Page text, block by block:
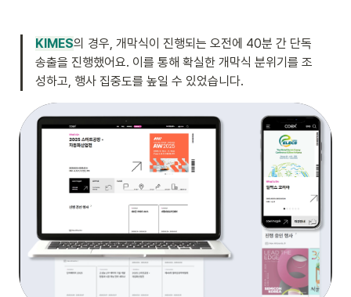
KIMES의 경우, 개막식이 진행되는 오전에 40분 간 단독
송출을 진행했어요. 이를 통해 확실한 개막식 분위기를 조
성하고, 행사 집중도를 높일 수 있었습니다.